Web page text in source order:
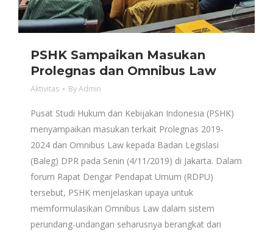
PSHK Sampaikan Masukan
Prolegnas dan Omnibus Law
Aktivitas ByAdmin
Pusat Studi Hukum dan Kebijakan Indonesia (PSHK)
menyampaikan masukan terkait Prolegnas 2019-
2024 dan Omnibus Law kepada Badan Legislasi
(Baleg) DPR pada Senin (4/11/2019) di Jakarta. Dalam
forum Rapat Dengar Pendapat Umum (RDPU)
tersebut, PSHK menjelaskan upaya untuk
memformulasikan Omnibus Law dalam sistem
perundang-undangan seharusnya berangkat dari